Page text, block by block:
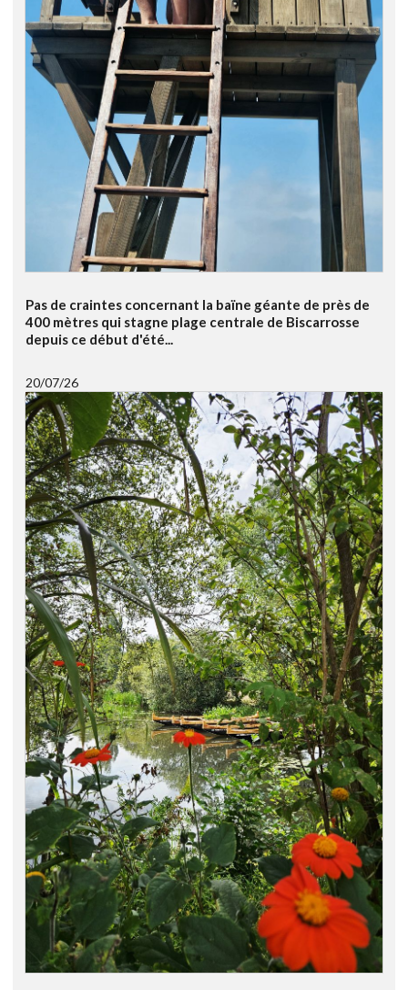
Pas de craintes concernant la baïne géante de près de
400 mètres qui stagne plage centrale de Biscarrosse
depuis ce début d'été...
20/07/26